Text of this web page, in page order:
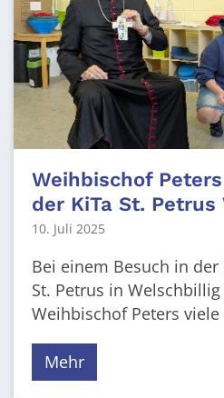
Weihbischof
der KiTa St.
10. Juli 2025
Bei einem Besuch in
St. Petrus in
Weihbischof Peters viele
Mehr